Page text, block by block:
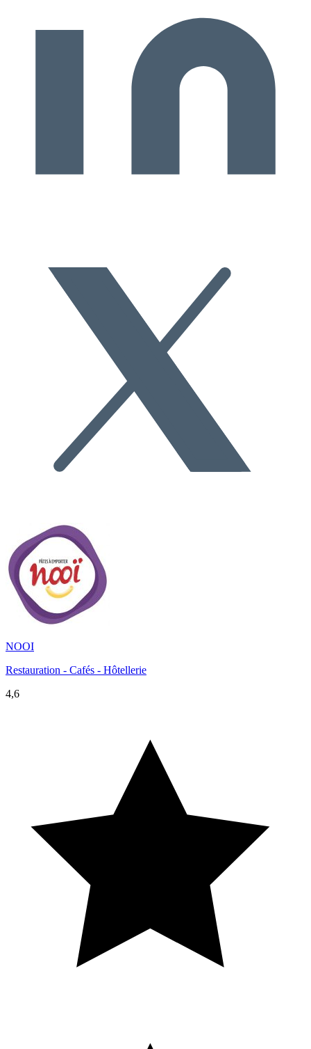
NOOI
Restauration - Cafés - Hôtellerie
4,6